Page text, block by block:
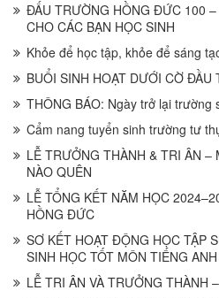
ĐẤU TRƯỜNG HỒNG ĐỨC 100
CHO CÁC BẠN HỌC SINH
Khỏe để học tập, khỏe để sáng
BUỔI SINH HOẠT DƯỚI CỜ ĐẦU
THÔNG BÁO: Ngày trở lại trường
Cẩm nang tuyển sinh trường tư
LỄ TRƯỞNG THÀNH & TRI ÂN –
NÀO QUÊN
LỄ TỔNG KẾT NĂM HỌC
HỒNG ĐỨC
SƠ KẾT HOẠT ĐỘNG HỌC TẬP
SINH HỌC TỐT MÔN TIẾNG
LỄ TRI ÂN VÀ TRƯỞNG THÀNH